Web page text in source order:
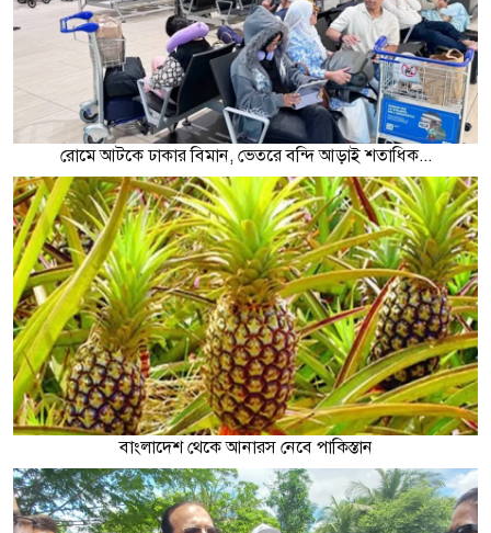
রোমে আটকে ঢাকার বিমান, ভেতরে বন্দি আড়াই শতাধিক...
বাংলাদেশ থেকে আনারস নেবে পাকিস্তান